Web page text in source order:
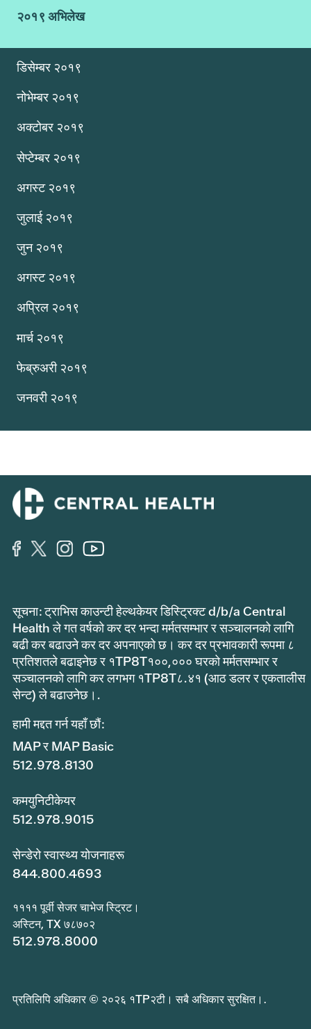
२०१९ अभिलेख
डिसेम्बर २०१९
नोभेम्बर २०१९
अक्टोबर २०१९
सेप्टेम्बर २०१९
अगस्ट २०१९
जुलाई २०१९
जुन २०१९
अगस्ट २०१९
अप्रिल २०१९
मार्च २०१९
फेब्रुअरी २०१९
जनवरी २०१९
सूचना: ट्राभिस काउन्टी हेल्थकेयर डिस्ट्रिक्ट d/b/a Central
Health ले गत वर्षको कर दर भन्दा मर्मतसम्भार र सञ्चालनको लागि
बढी कर बढाउने कर दर अपनाएको छ। कर दर प्रभावकारी रूपमा ८
प्रतिशतले बढाइनेछ र १TP8T१००,००० घरको मर्मतसम्भार र
सञ्चालनको लागि कर लगभग १TP8T८.४१ (आठ डलर र एकतालीस
सेन्ट) ले बढाउनेछ।.
हामी मद्दत गर्न यहाँ छौं:
MAP र MAP Basic
512.978.8130
कमयुनिटीकेयर
512.978.9015
सेन्डेरो स्वास्थ्य योजनाहरू
844.800.4693
११११ पूर्वी सेजर चाभेज स्ट्रिट।
अस्टिन, TX ७८७०२
512.978.8000
प्रतिलिपि अधिकार © २०२६ १TP२टी। सबै अधिकार सुरक्षित।.